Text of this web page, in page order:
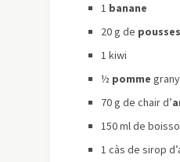
1 ​​ banane
20 g de ​​
1 kiwi
½ pomme
70 g de chair d’
150 ml de
1 càs de sirop